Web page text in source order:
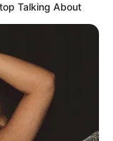
que le
informado, por
de Alerta.
Talking About